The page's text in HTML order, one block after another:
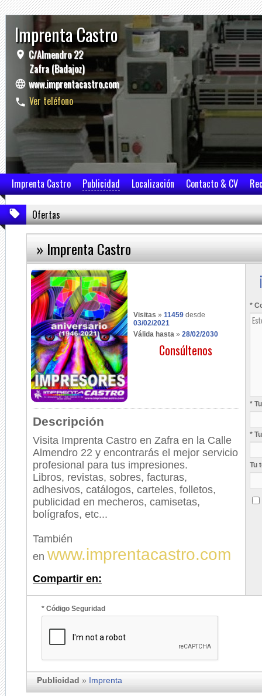
Imprenta Castro
C/Almendro 22
Zafra (Badajoz)
www.imprentacastro.com
Ver teléfono
Imprenta Castro Publicidad Localización Contacto & CV
Ofertas
» Imprenta Castro
Visitas » 11459 desde
03/02/2021
Válida hasta » 28/02/2030
Consúltenos
Descripción
Visita Imprenta Castro en Zafra en la Calle
Almendro 22 y encontrarás el mejor servicio
profesional para tus impresiones.
Libros, revistas, sobres, facturas,
adhesivos, catálogos, carteles, folletos,
publicidad en mecheros, camisetas,
bolígrafos, etc...
También
en www.imprentacastro.com
Compartir en:
*
*
*
Tu
* Código Seguridad
Publicidad » Imprenta